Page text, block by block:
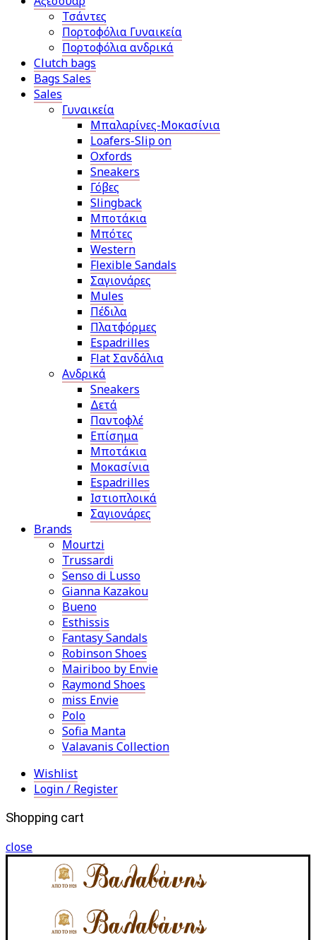
Τσάντες
Πορτοφόλια Γυναικεία
Πορτοφόλια ανδρικά
Clutch bags
Bags Sales
Sales
Γυναικεία
Μπαλαρίνες-Μοκασίνια
Loafers-Slip on
Oxfords
Sneakers
Γόβες
Slingback
Μποτάκια
Μπότες
Western
Flexible Sandals
Σαγιονάρες
Mules
Πέδιλα
Πλατφόρμες
Espadrilles
Flat Σανδάλια
Ανδρικά
Sneakers
Δετά
Παντοφλέ
Επίσημα
Μποτάκια
Μοκασίνια
Espadrilles
Ιστιοπλοικά
Σαγιονάρες
Brands
Mourtzi
Trussardi
Senso di Lusso
Gianna Kazakou
Bueno
Esthissis
Fantasy Sandals
Robinson Shoes
Mairiboo by Envie
Raymond Shoes
miss Envie
Polo
Sofia Manta
Valavanis Collection
Wishlist
Login / Register
Shopping cart
close